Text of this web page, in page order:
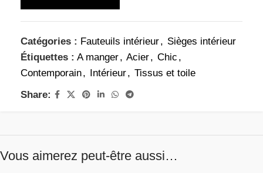
Catégories : Fauteuils intérieur, Sièges intérieur
Étiquettes : A manger, Acier, Chic ,
Contemporain, Intérieur, Tissus et toile
Share:
Vous aimerez peut-être aussi…